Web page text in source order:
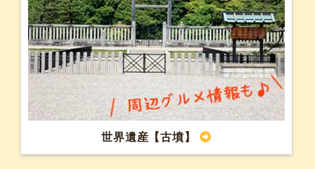
世界遺産【古墳】